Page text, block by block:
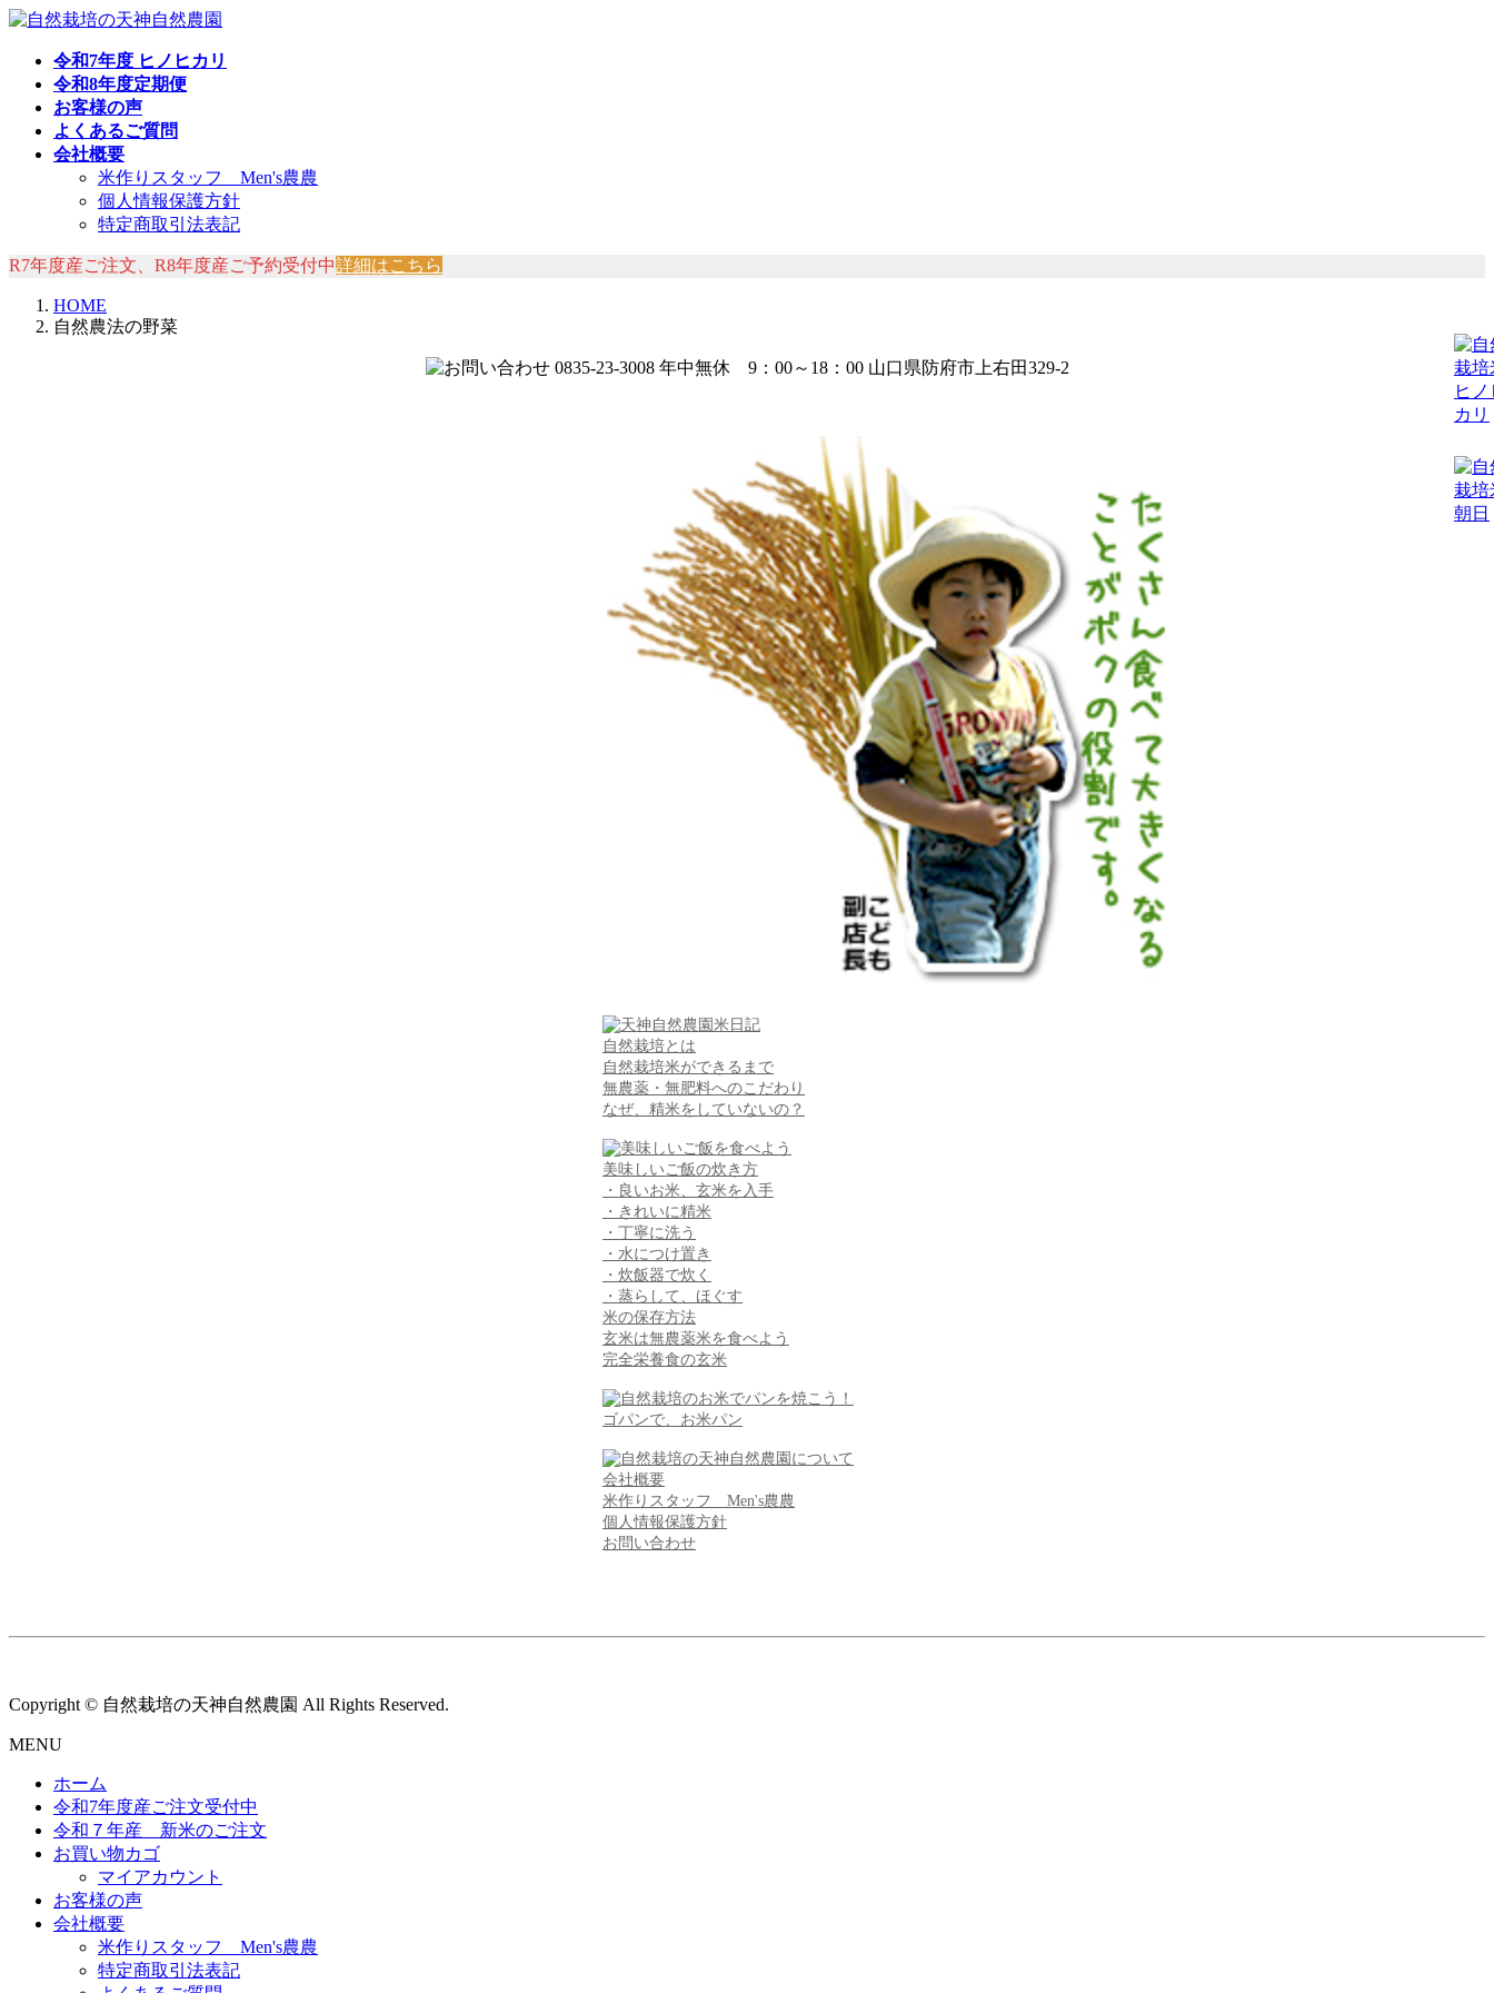
コ
ナ
令和7年度 ヒノヒカリ
令和8年度定期便
お客様の声
よくあるご質問
会社概要
米作りスタッフ Men's農農
個人情報保護方針
特定商取引法表記
R7年度産ご注文、R8年度産ご予約受付中詳細はこちら
HOME
自然農法の野菜
自然栽培とは
自然栽培米ができるまで
無農薬・無肥料へのこだわり
なぜ、精米をしていないの？
美味しいご飯の炊き方
・良いお米、玄米を入手
・きれいに精米
・丁寧に洗う
・水につけ置き
・炊飯器で炊く
・蒸らして、ほぐす
米の保存方法
玄米は無農薬米を食べよう
完全栄養食の玄米
ゴパンで、お米パン
会社概要
米作りスタッフ Men's農農
個人情報保護方針
お問い合わせ
Copyright © 自然栽培の天神自然農園 All Rights Reserved.
MENU
ホーム
令和7年度産ご注文受付中
令和７年産 新米のご注文
お買い物カゴ
マイアカウント
お客様の声
会社概要
米作りスタッフ Men's農農
特定商取引法表記